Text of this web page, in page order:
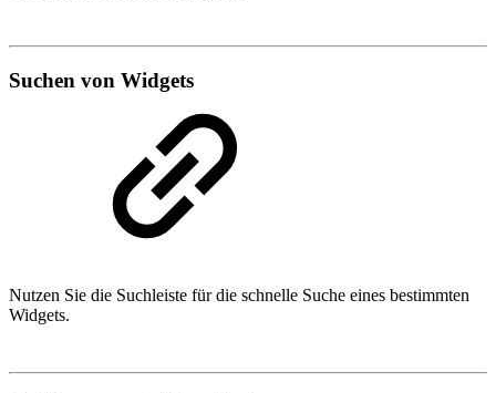
Suchen von Widgets
Nutzen Sie die Suchleiste für die schnelle Suche eines bestimmten
Widgets.